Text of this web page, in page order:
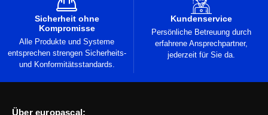
Sicherheit ohne
Kompromisse
Alle Produkte und Systeme
entsprechen strengen Sicherheits-
und Konformitätsstandards.
Kundenservice
Persönliche Betreuung durch
erfahrene Ansprechpartner,
jederzeit für Sie da.
Über europascal: